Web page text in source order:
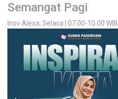
Semangat Pagi
Inov Alexa, Selasa | 07.00-10.00 WIB